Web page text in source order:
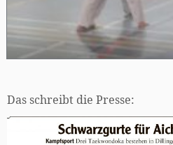
Das schreibt die Presse: